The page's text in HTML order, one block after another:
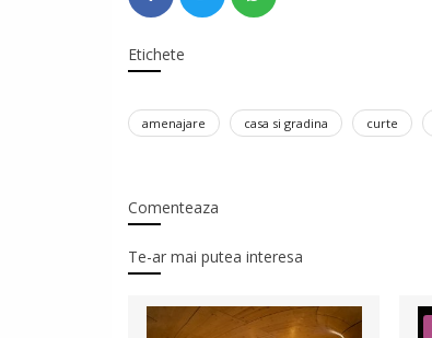
Etichete
amenajare casa si gradina curte
Comenteaza
Te-ar mai putea interesa